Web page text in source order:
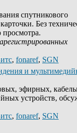
спутникового
Без
просмотра.
, fonaref, SGN
и
эфирных,
устройств,
, fonaref, SGN